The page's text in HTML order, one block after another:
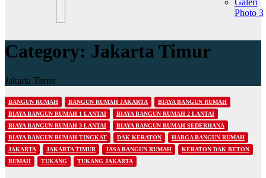
Galeri
Photo 3
Category: Jakarta Timur
Jakarta Timur
BANGUN RUMAH BANGUN RUMAH JAKARTA
BIAYA BANGUN RUMAH
BIAYA BANGUN RUMAH 1 LANTAI
BIAYA BANGUN RUMAH 2 LANTAI
BIAYA BANGUN RUMAH 3 LANTAI
BIAYA BANGUN RUMAH SEDERHANA
BIAYA BANGUN RUMAH TINGKAT
DAK KERATON
HARGA BANGUN RUMAH
JAKARTA
JAKARTA TIMUR JASA BANGUN RUMAH
KERATON DAK BETON
RUMAH
TUKANG TUKANG JAKARTA